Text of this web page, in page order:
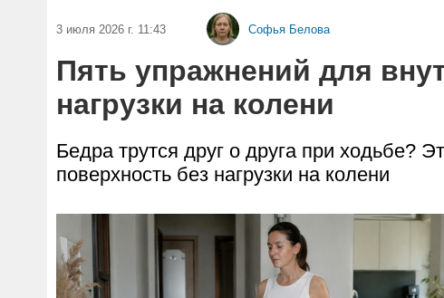
3 июля 2026 г. 11:43 Софья Белова
Пять упражнений для
нагрузки на колени
Бедра трутся друг о друга при ходьбе?
поверхность без нагрузки на колени